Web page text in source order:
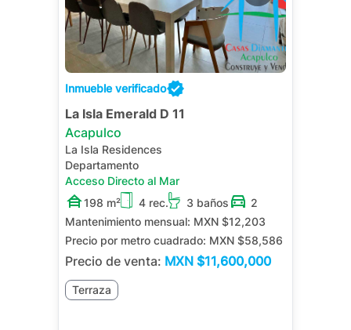
Inmueble verificado
La Isla Emerald D 11
Acapulco
La Isla Residences
Departamento
Acceso Directo al Mar
198 m²
4 rec. 3 baños
2
Mantenimiento mensual: MXN $12,203
Precio por metro cuadrado: MXN $58,586
Precio de venta: MXN $11,600,000
Terraza